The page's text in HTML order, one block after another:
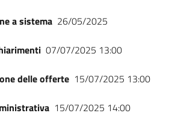
a sistema 26/05/2025
07/07/2025 13:00
delle offerte 15/07/2025 13:00
15/07/2025 14:00